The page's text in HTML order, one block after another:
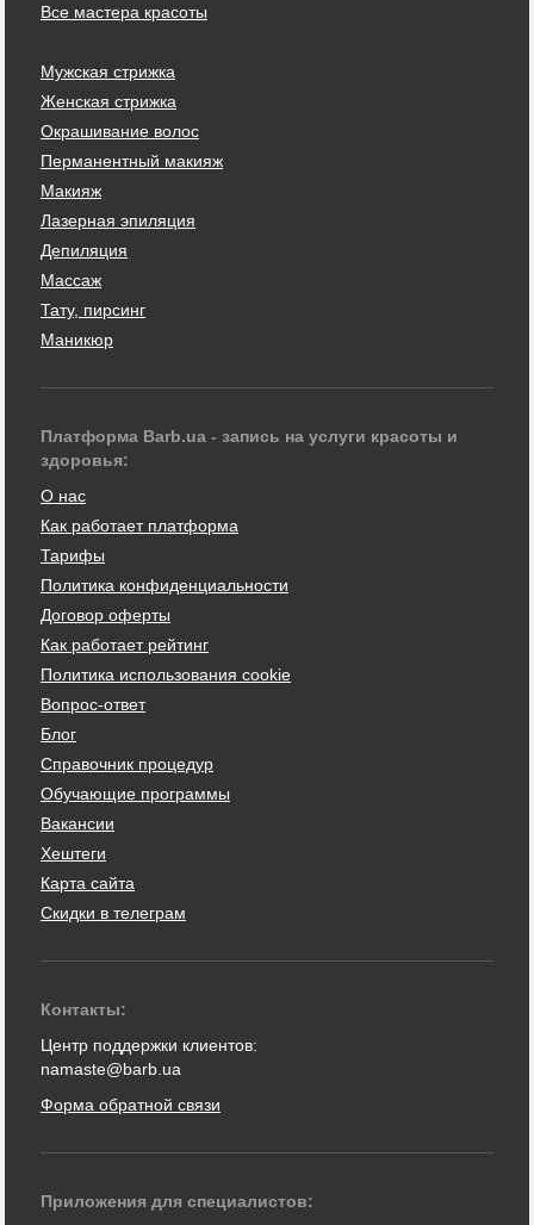
Все мастера красоты
Мужская стрижка
Женская стрижка
Окрашивание волос
Перманентный макияж
Макияж
Лазерная эпиляция
Депиляция
Массаж
Тату, пирсинг
Маникюр
Платформа Barb.ua - запись на услуги красоты и
здоровья:
О нас
Как работает платформа
Тарифы
Политика конфиденциальности
Договор оферты
Как работает рейтинг
Политика использования cookie
Вопрос-ответ
Блог
Справочник процедур
Обучающие программы
Вакансии
Хештеги
Карта сайта
Скидки в телеграм
Контакты:
Центр поддержки клиентов:
namaste@barb.ua
Форма обратной связи
Приложения для специалистов: